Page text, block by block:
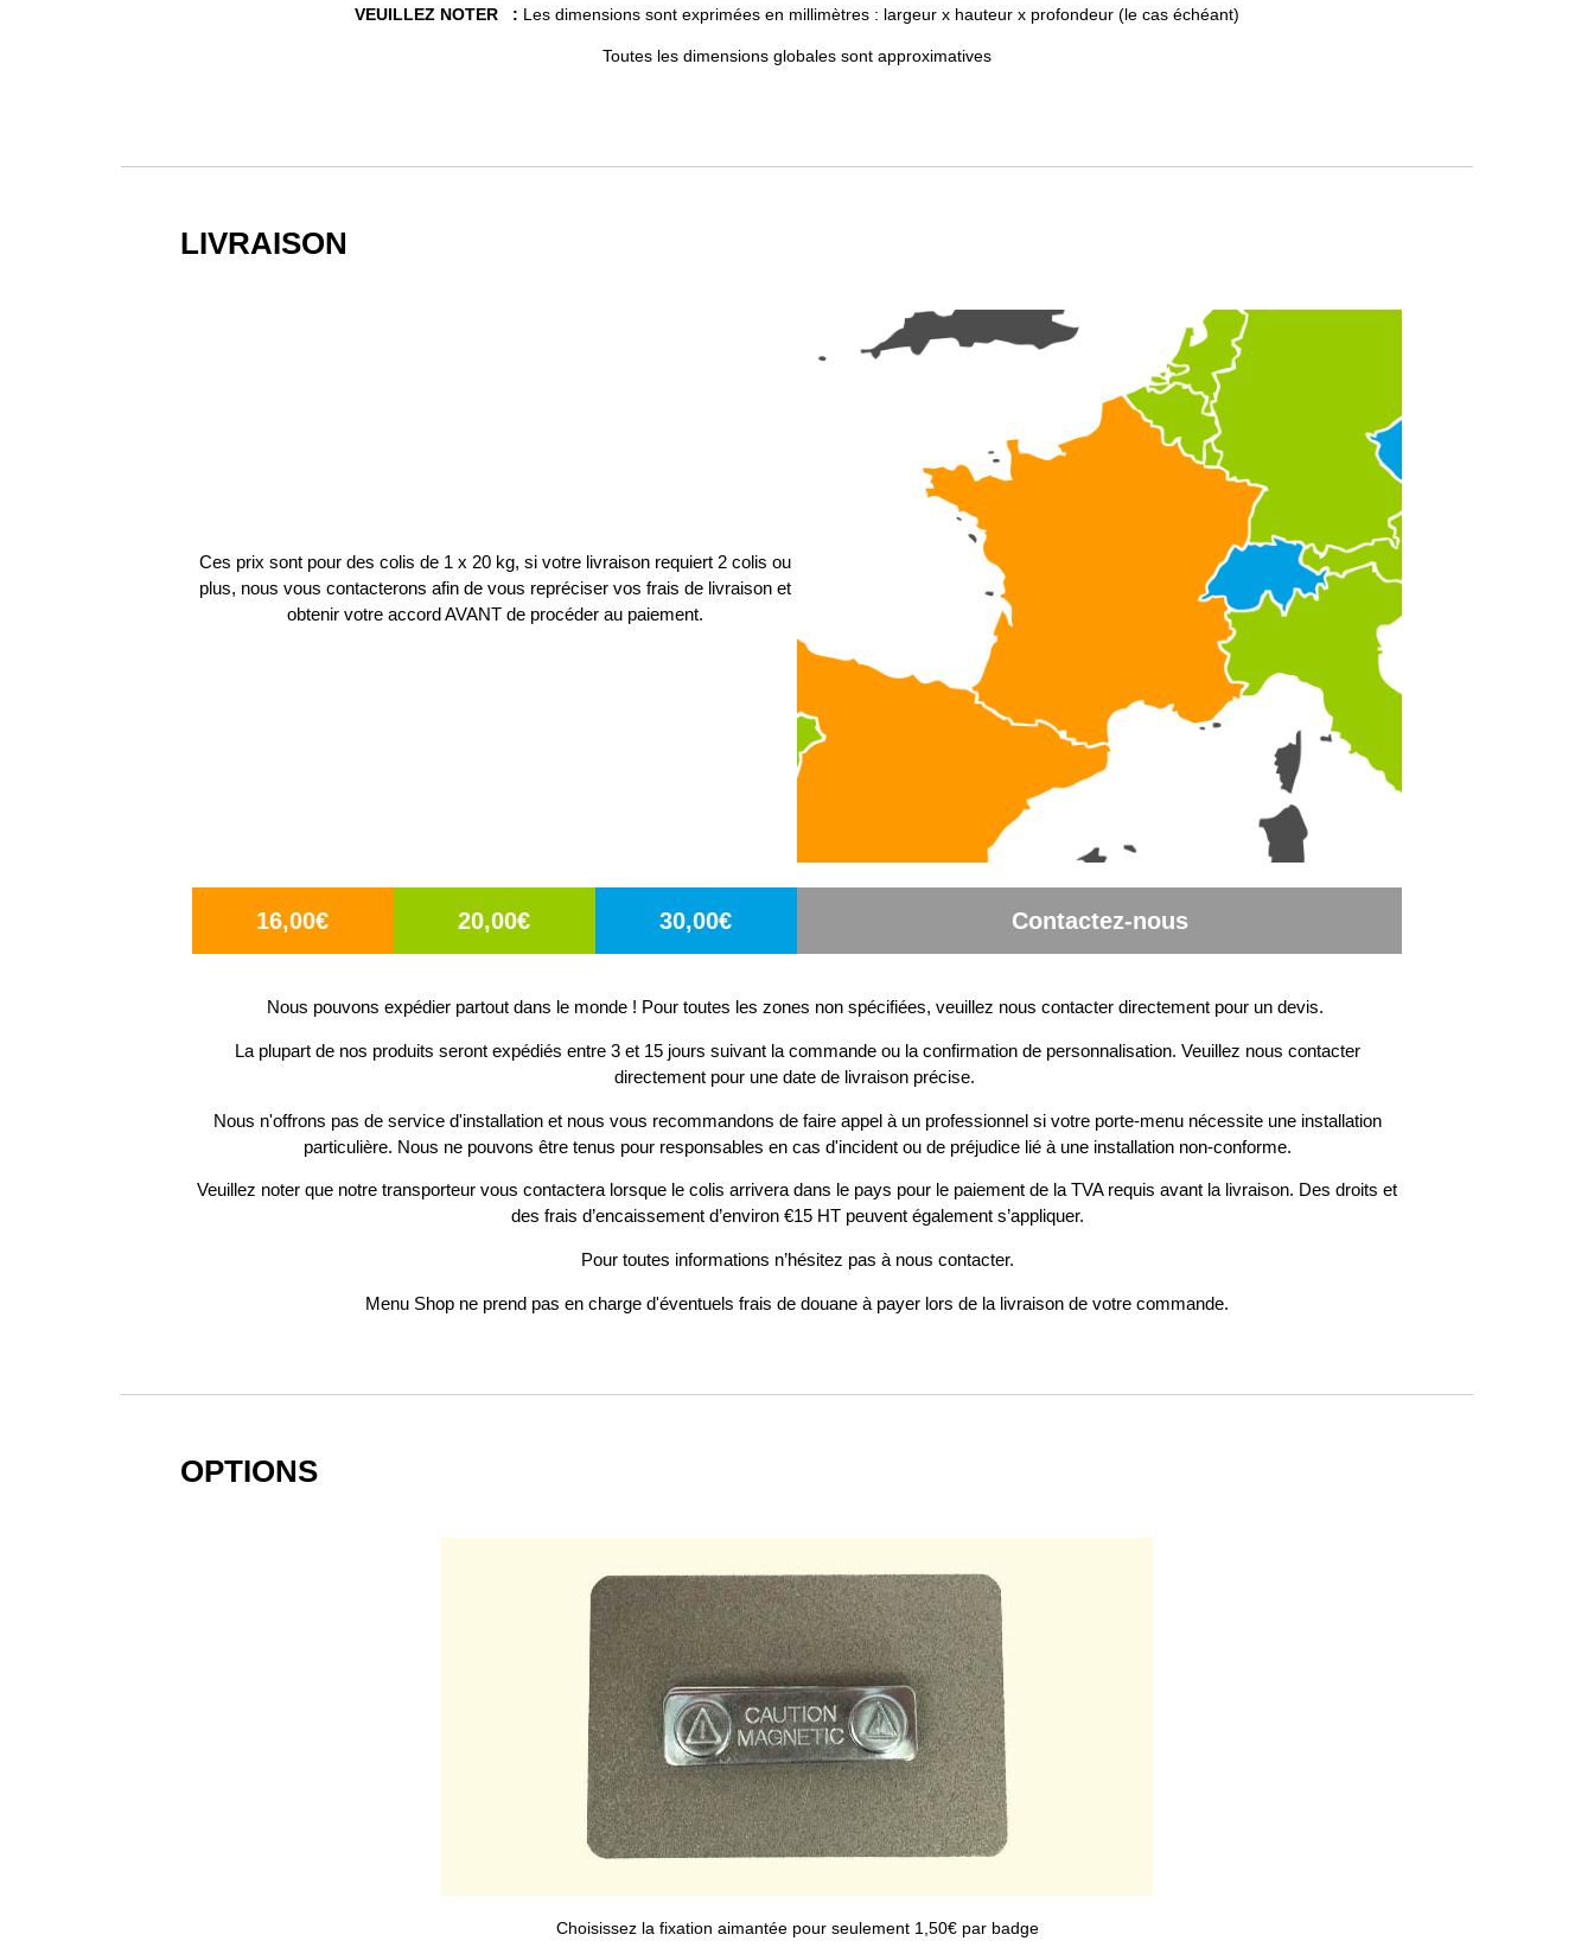
VEUILLEZ NOTER : Les dimensions sont exprimées en millimètres : largeur x hauteur x profondeur (le cas échéant)
Toutes les dimensions globales sont approximatives
LIVRAISON
Ces prix sont pour des colis de 1 x 20 kg, si votre livraison requiert 2 colis ou
plus, nous vous contacterons afin de vous repréciser vos frais de livraison et
obtenir votre accord AVANT de procéder au paiement.
16,00€ 20,00€ 30,00€ Contactez-nous
Nous pouvons expédier partout dans le monde ! Pour toutes les zones non spécifiées, veuillez nous contacter directement pour un devis.
La plupart de nos produits seront expédiés entre 3 et 15 jours suivant la commande ou la confirmation de personnalisation. Veuillez nous contacter
directement pour une date de livraison précise.
Nous n'offrons pas de service d'installation et nous vous recommandons de faire appel à un professionnel si votre porte-menu nécessite une installation
particulière. Nous ne pouvons être tenus pour responsables en cas d'incident ou de préjudice lié à une installation non-conforme.
Veuillez noter que notre transporteur vous contactera lorsque le colis arrivera dans le pays pour le paiement de la TVA requis avant la livraison. Des droits et
des frais d’encaissement d’environ €15 HT peuvent également s’appliquer.
Pour toutes informations n’hésitez pas à nous contacter.
Menu Shop ne prend pas en charge d'éventuels frais de douane à payer lors de la livraison de votre commande.
OPTIONS
Choisissez la fixation aimantée pour seulement 1,50€ par badge